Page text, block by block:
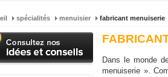
spécialités menuisier fabricant menuiserie
Dans le monde
menuiserie ».